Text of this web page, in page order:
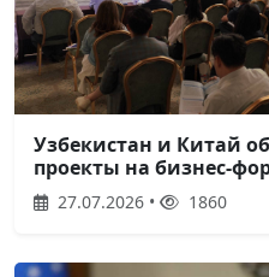
Узбекистан и Китай
проекты на бизнес-
27.07.2026 • 1860